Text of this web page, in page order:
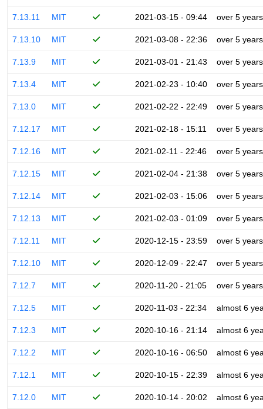
7.13.11 MIT 2021-03-15 - 09:44 over 5 years
7.13.10 MIT 2021-03-08 - 22:36 over 5 years
7.13.9 MIT 2021-03-01 - 21:43 over 5 years
7.13.4 MIT 2021-02-23 - 10:40 over 5 years
7.13.0 MIT 2021-02-22 - 22:49 over 5 years
7.12.17 MIT 2021-02-18 - 15:11 over 5 years
7.12.16 MIT 2021-02-11 - 22:46 over 5 years
7.12.15 MIT 2021-02-04 - 21:38 over 5 years
7.12.14 MIT 2021-02-03 - 15:06 over 5 years
7.12.13 MIT 2021-02-03 - 01:09 over 5 years
7.12.11 MIT 2020-12-15 - 23:59 over 5 years
7.12.10 MIT 2020-12-09 - 22:47 over 5 years
7.12.7 MIT 2020-11-20 - 21:05 over 5 years
7.12.5 MIT 2020-11-03 - 22:34 almost 6
7.12.3 MIT 2020-10-16 - 21:14 almost 6
7.12.2 MIT 2020-10-16 - 06:50 almost 6
7.12.1 MIT 2020-10-15 - 22:39 almost 6
7.12.0 MIT 2020-10-14 - 20:02 almost 6